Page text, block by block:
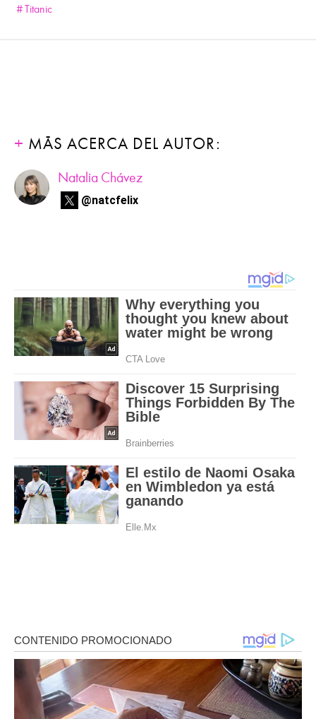
Titanic
MÁS ACERCA DEL AUTOR:
Natalia Chávez
@natcfelix